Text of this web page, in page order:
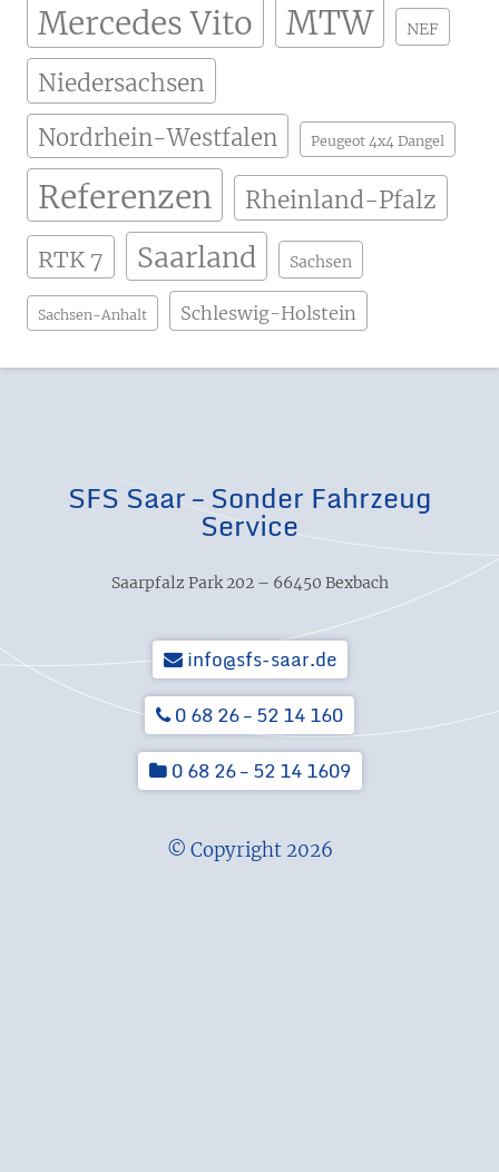
Mercedes Vito MTW NEF
Niedersachsen
Nordrhein-Westfalen Peugeot 4x4 Dangel
Referenzen Rheinland-Pfalz
RTK 7 Saarland Sachsen
Sachsen-Anhalt Schleswig-Holstein
SFS Saar – Sonder Fahrzeug
Service
Saarpfalz Park 202 – 66450 Bexbach
info@sfs-saar.de
0 68 26 – 52 14 160
0 68 26 – 52 14 1609
© Copyright 2026